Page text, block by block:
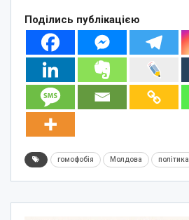
Поділись публікацією
гомофобія Молдова політика